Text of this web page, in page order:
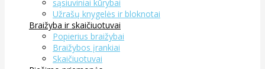
sąsiuviniai kūrybai
Užrašų knygelės ir bloknotai
Braižyba ir skaičiuotuvai
Popierius braižybai
Braižybos įrankiai
Skaičiuotuvai